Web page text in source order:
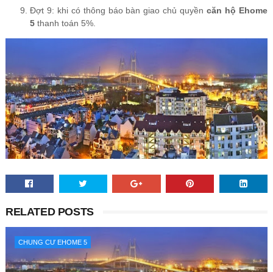
Đợt 9: khi có thông báo bàn giao chủ quyềncăn hộ Ehome
5thanh toán 5%.
RELATED POSTS
CHUNG CƯ EHOME 5